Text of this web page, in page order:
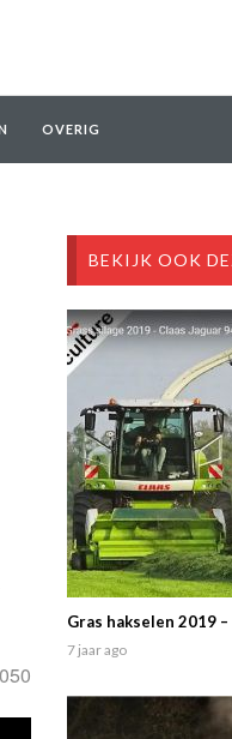
OVERIG
BEKIJK OOK
Gras hakselen 2019
7 jaar ago